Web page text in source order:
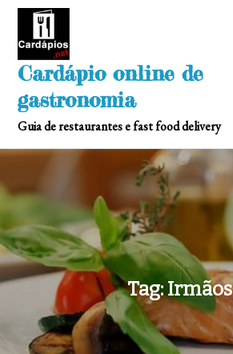
Skip
Cardápio online de
gastronomia
Guia de restaurantes e fast food delivery
Tag:Irmãos